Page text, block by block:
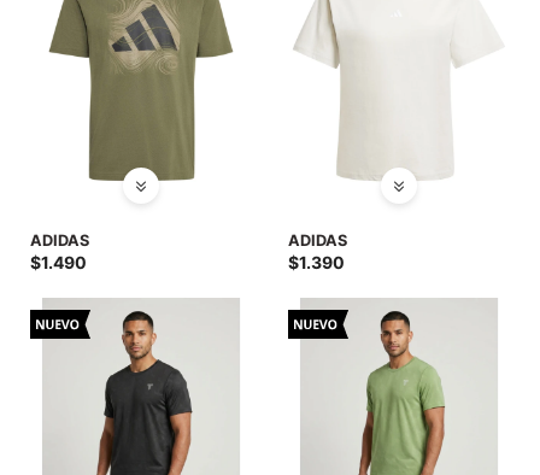
ADIDAS
$1.490
ADIDAS
$1.390